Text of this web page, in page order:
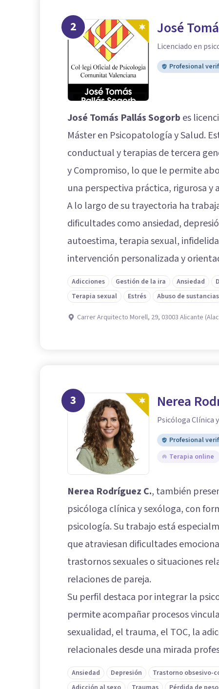
2 José
Licenciado en
Profesional
José Tomás Pallás Sogorb es
Máster en Psicopatología y Salud.
conductual y terapias de tercera
y Compromiso, lo que le permite
una perspectiva práctica, rigurosa y
A lo largo de su trayectoria ha
dificultades como ansiedad,
autoestima, terapia sexual,
intervención personalizada y
Adicciones Gestión de la ira Ansiedad
Terapia sexual
Estrés Abuso de sustancias
Carrer Arquitecto Morell, 29, 03003 Alicante
3 Nerea
Psicóloga Clínica
Profesional
Terapia online
Nerea Rodríguez C., también
psicóloga clínica y sexóloga, con
psicología. Su trabajo está
que atraviesan dificultades
trastornos sexuales o situaciones
relaciones de pareja.
Su perfil destaca por integrar la
permite acompañar procesos
sexualidad, el trauma, el TOC, la
relacionales desde una mirada
Ansiedad Depresión Trastorno obsesivo-